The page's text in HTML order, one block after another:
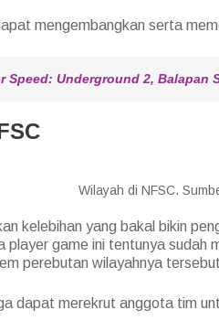
mengembangkan serta
Speed: Underground 2, Balapan
Wilayah di NFSC.
kelebihan yang bakal bikin
player game ini tentunya sudah
perebutan wilayahnya
dapat merekrut anggota tim